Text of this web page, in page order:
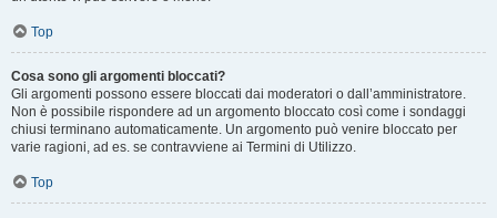
Top
Cosa sono gli argomenti bloccati?
Gli argomenti possono essere bloccati dai moderatori o dall’amministratore.
Non è possibile rispondere ad un argomento bloccato così come i sondaggi
chiusi terminano automaticamente. Un argomento può venire bloccato per
varie ragioni, ad es. se contravviene ai Termini di Utilizzo.
Top